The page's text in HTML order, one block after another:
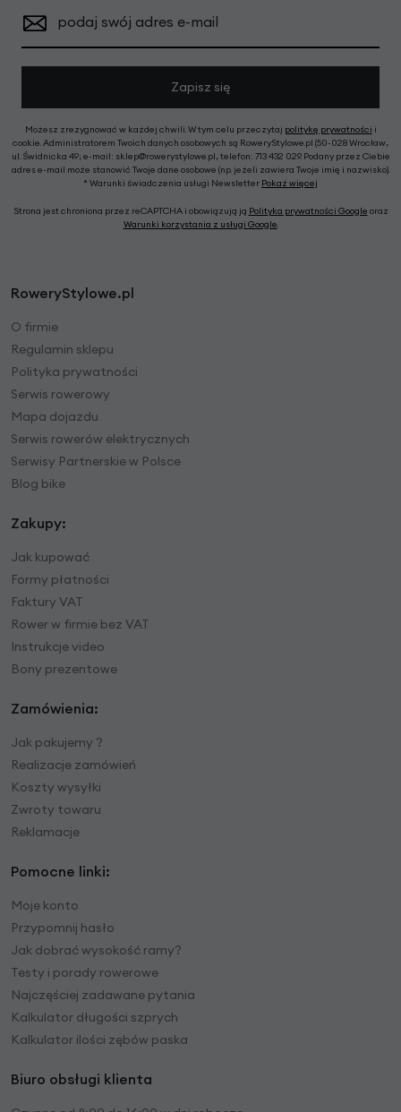
podaj swój adres e-mail
Zapisz się
Możesz zrezygnować w każdej chwili. W tym celu przeczytaj politykę prywatności i
cookie. Administratorem Twoich danych osobowych są RoweryStylowe.pl (50-028 Wrocław,
ul. Świdnicka 49; e-mail: sklep@rowerystylowe.pl, telefon: 713 432 029. Podany przez Ciebie
adres e-mail może stanowić Twoje dane osobowe (np. jeżeli zawiera Twoje imię i nazwisko).
* Warunki świadczenia usługi Newsletter Pokaż więcej
Strona jest chroniona przez reCAPTCHA i obowiązują ją Polityka prywatności Google oraz
Warunki korzystania z usługi Google.
RoweryStylowe.pl
O firmie
Regulamin sklepu
Polityka prywatności
Serwis rowerowy
Mapa dojazdu
Serwis rowerów elektrycznych
Serwisy Partnerskie w Polsce
Blog bike
Zakupy:
Jak kupować
Formy płatności
Faktury VAT
Rower w firmie bez VAT
Instrukcje video
Bony prezentowe
Zamówienia:
Jak pakujemy ?
Realizacje zamówień
Koszty wysyłki
Zwroty towaru
Reklamacje
Pomocne linki:
Moje konto
Przypomnij hasło
Jak dobrać wysokość ramy?
Testy i porady rowerowe
Najczęściej zadawane pytania
Kalkulator długości szprych
Kalkulator ilości zębów paska
Biuro obsługi klienta